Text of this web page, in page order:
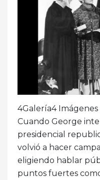
4Galería4 Imágenes
Cuando George
presidencial
volvió a hacer
eligiendo hablar
puntos fuertes